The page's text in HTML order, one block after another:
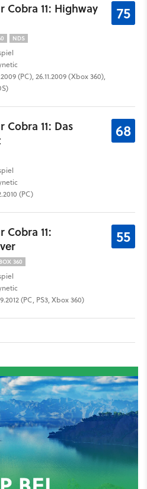
Cobra 11: Highway
NDS
(PC), 26.11.2009 (Xbox 360),
75
Cobra 11: Das
(PC)
68
Cobra 11:
360
(PC, PS3, Xbox 360)
55